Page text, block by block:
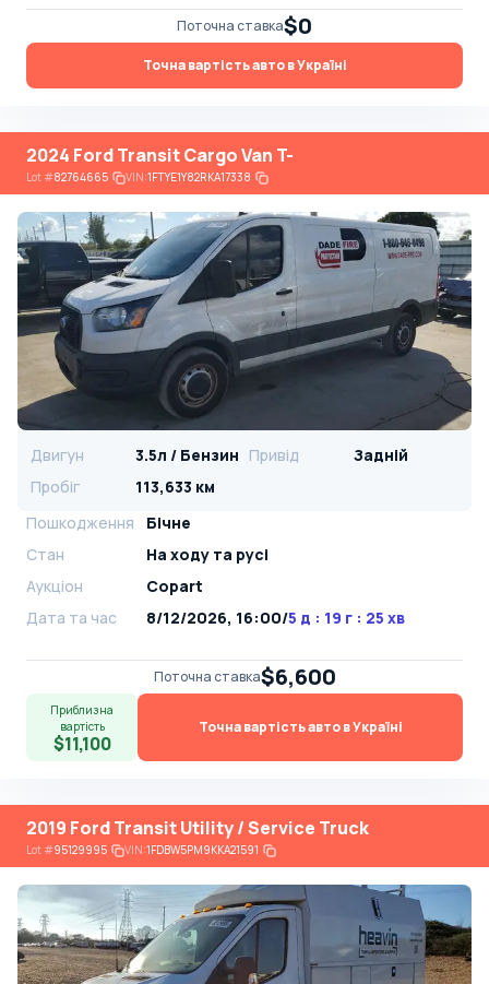
Поточна ставка$0
Точна вартість авто в Україні
2024 Ford Transit Cargo Van T-
Lot#82764665 VIN:1FTYE1Y82RKA17338
Двигун 3.5л / Бензин Привід
Задній
Пробіг
113,633 км
Пошкодження
Бічне
Стан
На ​​ходу та русі
Аукціон
Copart
Дата та час
8/12/2026, 16:00/5 д : 19 г : 25 хв
Поточна ставка$6,600
Приблизна
вартість
$11,100
Точна вартість авто в Україні
2019 Ford Transit Utility / Service Truck
Lot#95129995 VIN:1FDBW5PM9KKA21591